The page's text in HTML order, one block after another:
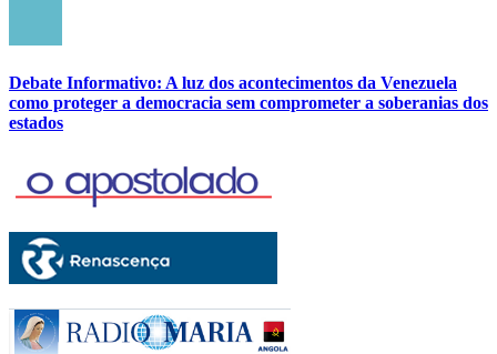
Debate Informativo: A luz dos acontecimentos da Venezuela
como proteger a democracia sem comprometer a soberanias dos
estados